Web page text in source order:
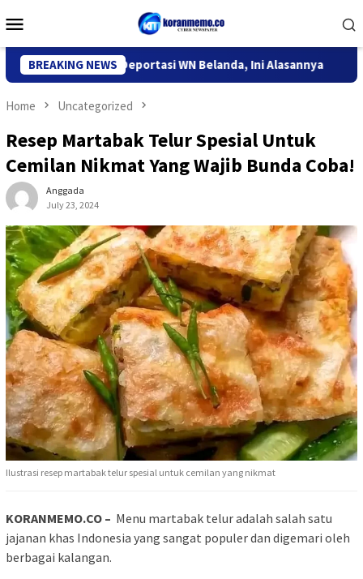
to
Menu
BREAKING NEWS
Kediri Deportasi WN Belanda, Ini Alasannya 9 Desa
Home Uncategorized
Resep Martabak Telur Spesial Untuk
Cemilan Nikmat Yang Wajib Bunda Coba!
Anggada
July 23, 2024
Ilustrasi resep martabak telur spesial untuk cemilan yang nikmat
KORANMEMO.CO – Menu martabak telur adalah salah satu
jajanan khas Indonesia yang sangat populer dan digemari oleh
berbagai kalangan.